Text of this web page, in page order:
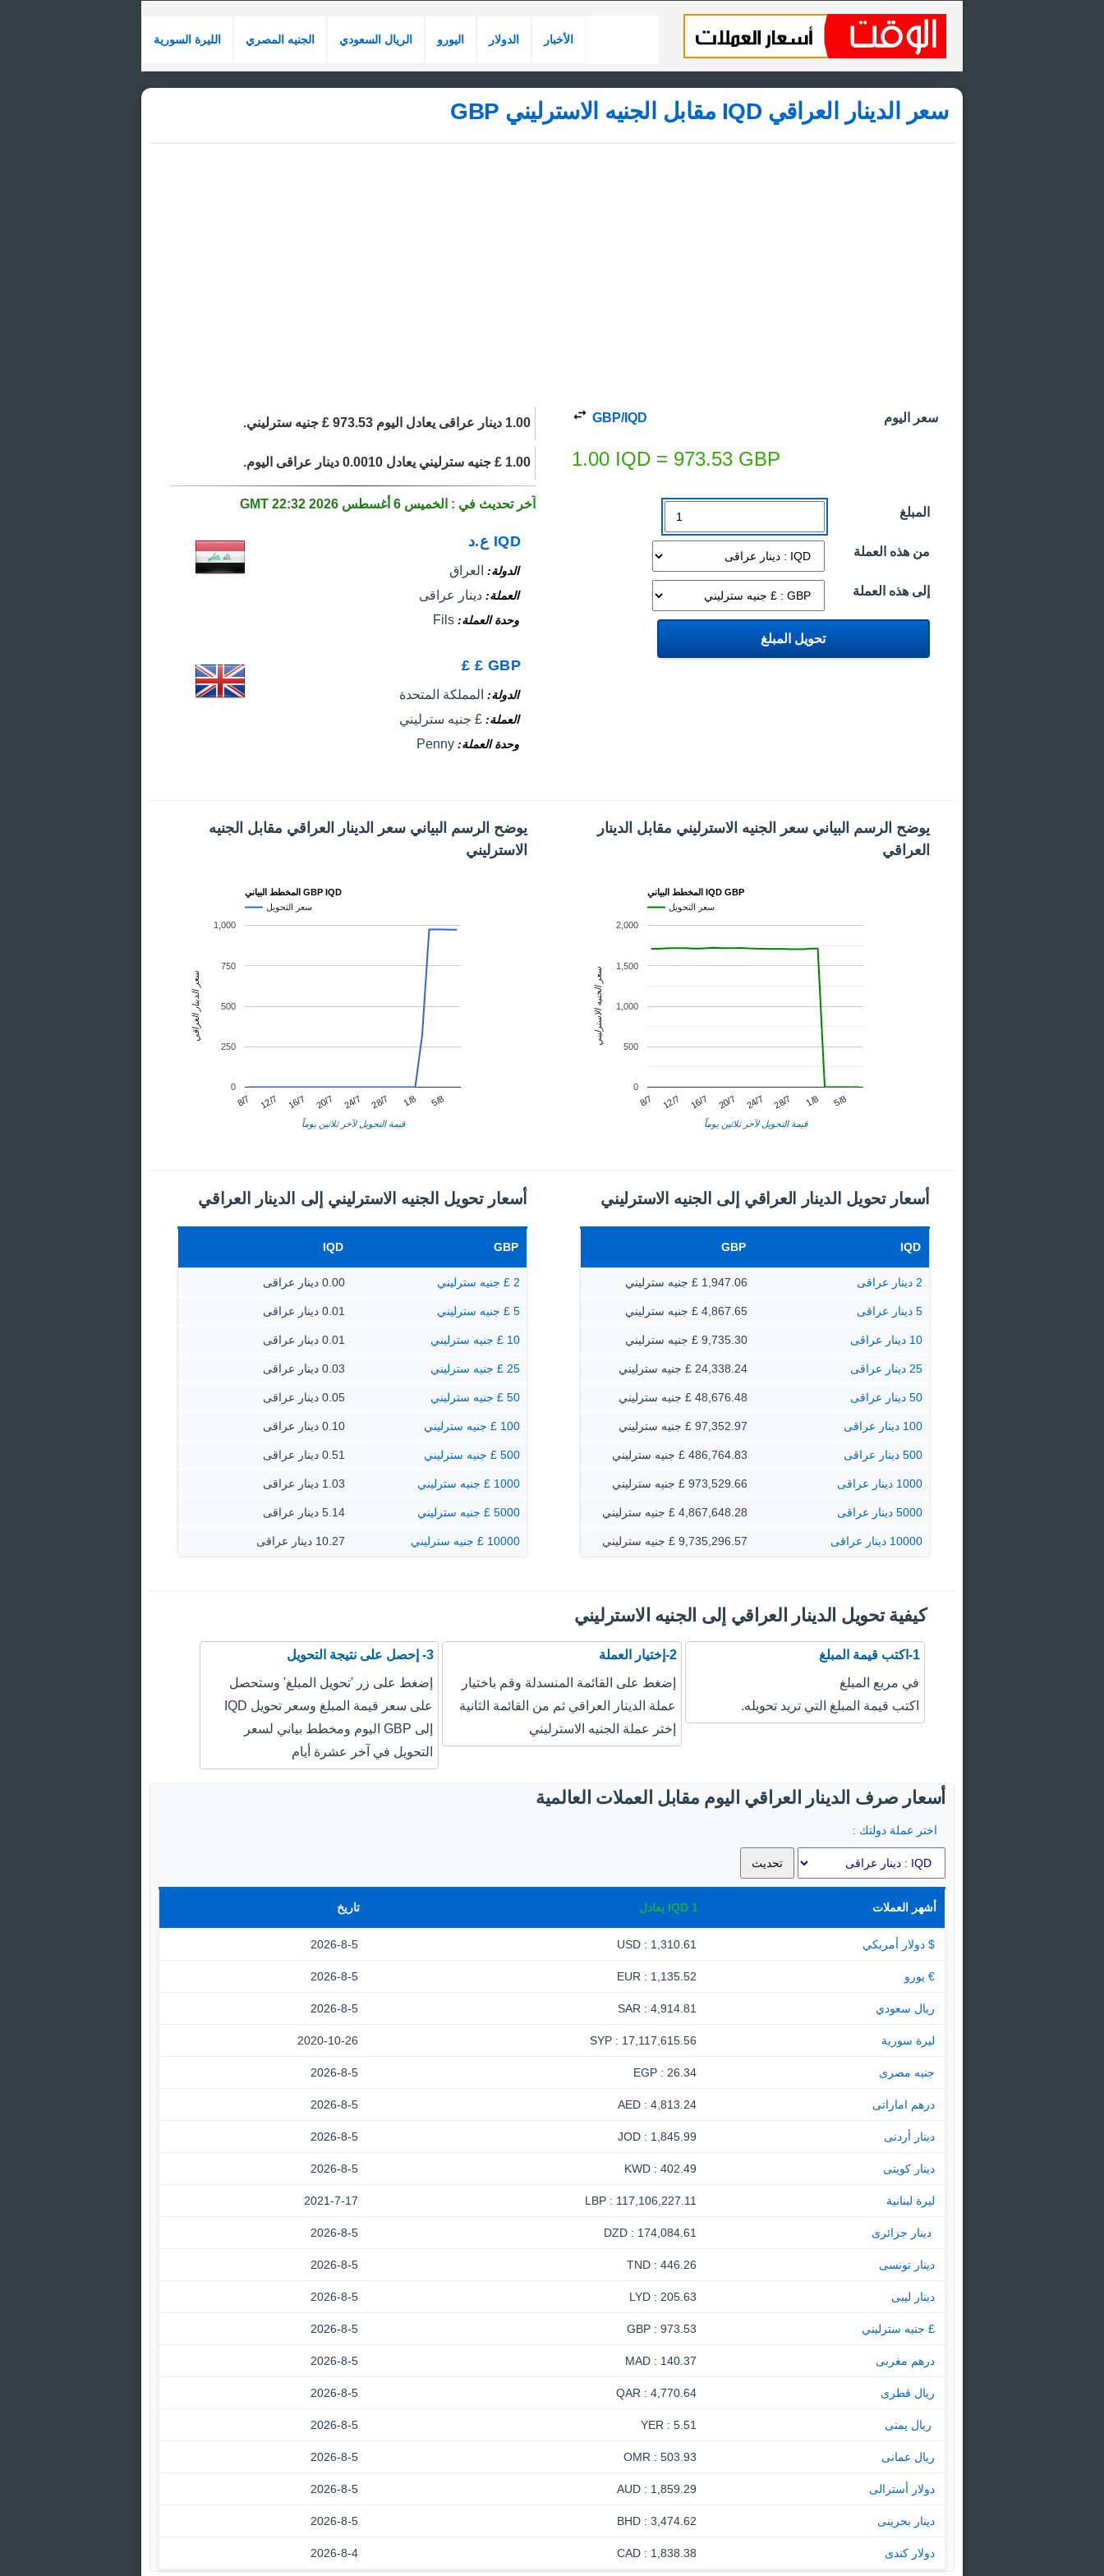
الليرة السورية الجنيه المصري الريال السعودي اليورو الدولار الأخبار
سعر الدينار العراقي IQD مقابل الجنيه الاسترليني GBP
سعر اليوم GBP/IQD
1.00 IQD = 973.53 GBP
المبلغ
من هذه العملة
إلى هذه العملة
1.00 دينار عراقى يعادل اليوم 973.53 £ جنيه سترليني.
1.00 £ جنيه سترليني يعادل 0.0010 دينار عراقى اليوم.
آخر تحديث في : الخميس 6 أغسطس 2026 22:32 GMT
IQD ع.د
الدولة العراق
العملة دينار عراقى
وحدة العملة Fils
GBP
£
£
الدولة المملكة المتحدة
العملة £ جنيه سترليني
وحدة العملة Penny
يوضح الرسم البياني سعر الجنيه الاسترليني مقابل الدينار
العراقي
المخطط البياني IQD GBP
سعر التحويل
8/7 12/7 16/7 20/7 24/7 28/7 1/8 5/8
0
500
1,000
1,500
2,000
قيمة التحويل لآخر ثلاثين يوماً
سعر الجنيه الاسترليني
يوضح الرسم البياني سعر الدينار العراقي مقابل الجنيه
الاسترليني
المخطط البياني GBP IQD
سعر التحويل
8/7 12/7 16/7 20/7 24/7 28/7 1/8 5/8
0
250
500
750
1,000
قيمة التحويل لآخر ثلاثين يوماً
سعر الدينار العراقي
أسعار تحويل الدينار العراقي إلى الجنيه الاسترليني
IQD
GBP
2 دينار عراقى 1,947.06 £ جنيه سترليني
5 دينار عراقى 4,867.65 £ جنيه سترليني
10 دينار عراقى 9,735.30 £ جنيه سترليني
25 دينار عراقى 24,338.24 £ جنيه سترليني
50 دينار عراقى 48,676.48 £ جنيه سترليني
100 دينار عراقى 97,352.97 £ جنيه سترليني
500 دينار عراقى 486,764.83 £ جنيه سترليني
1000 دينار عراقى 973,529.66 £ جنيه سترليني
5000 دينار عراقى 4,867,648.28 £ جنيه سترليني
10000 دينار عراقى 9,735,296.57 £ جنيه سترليني
أسعار تحويل الجنيه الاسترليني إلى الدينار العراقي
GBP
IQD
2 £ جنيه سترليني 0.00 دينار عراقى
5 £ جنيه سترليني 0.01 دينار عراقى
10 £ جنيه سترليني 0.01 دينار عراقى
25 £ جنيه سترليني 0.03 دينار عراقى
50 £ جنيه سترليني 0.05 دينار عراقى
100 £ جنيه سترليني 0.10 دينار عراقى
500 £ جنيه سترليني 0.51 دينار عراقى
1000 £ جنيه سترليني 1.03 دينار عراقى
5000 £ جنيه سترليني 5.14 دينار عراقى
10000 £ جنيه سترليني 10.27 دينار عراقى
كيفية تحويل الدينار العراقي إلى الجنيه الاسترليني
1-اكتب قيمة المبلغ
في مربع المبلغ
اكتب قيمة المبلغ التي تريد تحويله.
2-إختيار العملة
إضغط على القائمة المنسدلة وقم باختيار
عملة الدينار العراقي ثم من القائمة الثانية
إختر عملة الجنيه الاسترليني
3- إحصل على نتيجة التحويل
إضغط على زر 'تحويل المبلغ' وستحصل
على سعر قيمة المبلغ وسعر تحويل IQD
إلى GBP اليوم ومخطط بياني لسعر
التحويل في آخر عشرة أيام
أسعار صرف الدينار العراقي اليوم مقابل العملات العالمية
اختر عملة دولتك :
أشهر العملات 1
IQD يعادل تاريخ
$ دولار أمريكي 1,310.61 : USD
2026-8-5
€ يورو 1,135.52 : EUR
2026-8-5
ريال سعودي 4,914.81 : SAR
2026-8-5
ليرة سورية 17,117,615.56 : SYP
2020-10-26
جنيه مصرى 26.34 : EGP
2026-8-5
درهم اماراتى 4,813.24 : AED
2026-8-5
دينار أردنى 1,845.99 : JOD
2026-8-5
دينار كويتى 402.49 : KWD
2026-8-5
ليرة لبنانية 117,106,227.11 : LBP
2021-7-17
‏ دينار جزائرى 174,084.61 : DZD
2026-8-5
دينار تونسى 446.26 : TND
2026-8-5
دينار ليبى 205.63 : LYD
2026-8-5
£ جنيه سترليني 973.53 : GBP
2026-8-5
درهم مغربى 140.37 : MAD
2026-8-5
ريال قطرى 4,770.64 : QAR
2026-8-5
‏ ريال يمنى 5.51 : YER
2026-8-5
ريال عمانى 503.93 : OMR
2026-8-5
دولار أسترالى 1,859.29 : AUD
2026-8-5
دينار بحرينى 3,474.62 : BHD
2026-8-5
دولار كندى 1,838.38 : CAD
2026-8-4